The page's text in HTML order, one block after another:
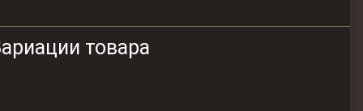
товара